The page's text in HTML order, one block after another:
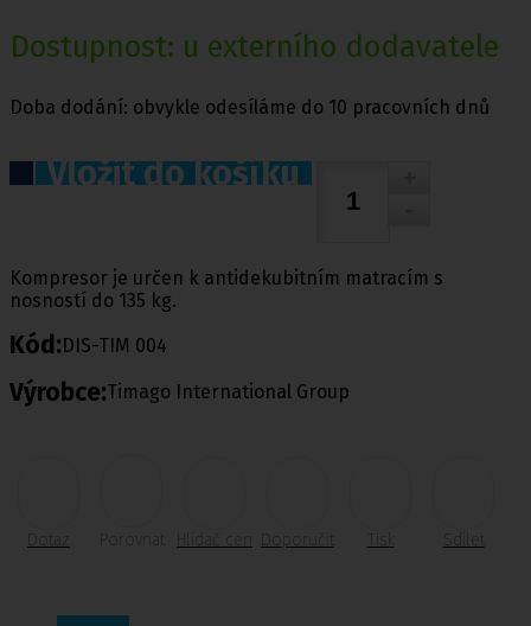
Dostupnost: u externího dodavatele
Doba dodání: obvykle odesíláme do 10 pracovních dnů
Vložit do košíku
Kompresor je určen k antidekubitním matracím s
nosností do 135 kg.
Kód:DIS-TIM 004
Výrobce:Timago International Group
Dotaz Porovnat Doporučit Tisk Sdílet